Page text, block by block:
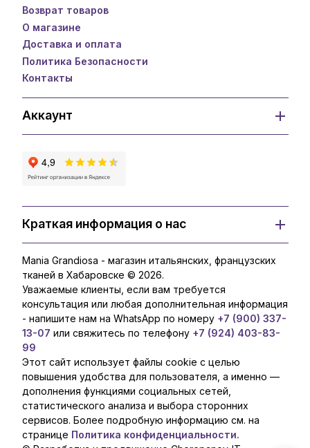
Возврат товаров
О магазине
Доставка и оплата
Политика Безопасности
Контакты
Аккаунт
Краткая информация о нас
Mania Grandiosa - магазин итальянских, французских
тканей в Хабаровске © 2026.
Уважаемые клиенты, если вам требуется
консультация или любая дополнительная информация
- напишите нам на WhatsApp по номеру +7 (900) 337-
13-07 или свяжитесь по телефону +7 (924) 403-83-
99
Этот сайт использует файлы cookie с целью
повышения удобства для пользователя, а именно —
дополнения функциями социальных сетей,
статистического анализа и выбора сторонних
сервисов. Более подробную информацию см. на
странице Политика конфиденциальности.